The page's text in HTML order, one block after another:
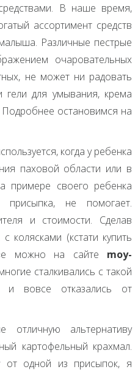
В наше время,
ассортимент средств
Различные пестрые
очаровательных
не может ни радовать
гели для умывания, крема
Подробнее остановимся на
когда у ребенка
паховой области или в
примере своего ребенка
не помогает.
и стоимости. Сделав
колясками (кстати купить
можно на сайте moy-
сталкивались с такой
и вовсе отказались от
отличную альтернативу
картофельный крахмал.
от одной из присыпок, я